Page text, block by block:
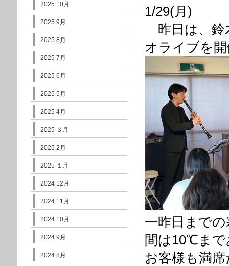
1/29(月)
昨日は、鈴
オライブを
一昨日まで
間は10℃ま
お客様も満
2025 10月
2025 9月
2025 8月
2025 7月
2025 6月
2025 5月
2025 4月
2025 ３月
2025 2月
2025 １月
2024 12月
2024 11月
2024 10月
2024 9月
2024 8月